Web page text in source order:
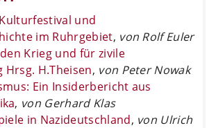
und
im Ruhrgebiet, von Rolf Euler
Krieg und für zivile
H.Theisen, von Peter Nowak
Ein Insiderbericht aus
, von Gerhard Klas
in Nazideutschland, von Ulrich